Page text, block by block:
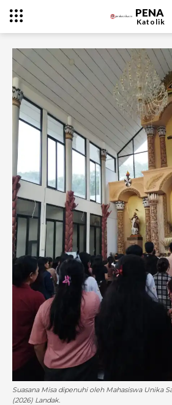
PENA
Katolik
Suasana Misa dipenuhi oleh Mahasiswa Unika
(2026) Landak.